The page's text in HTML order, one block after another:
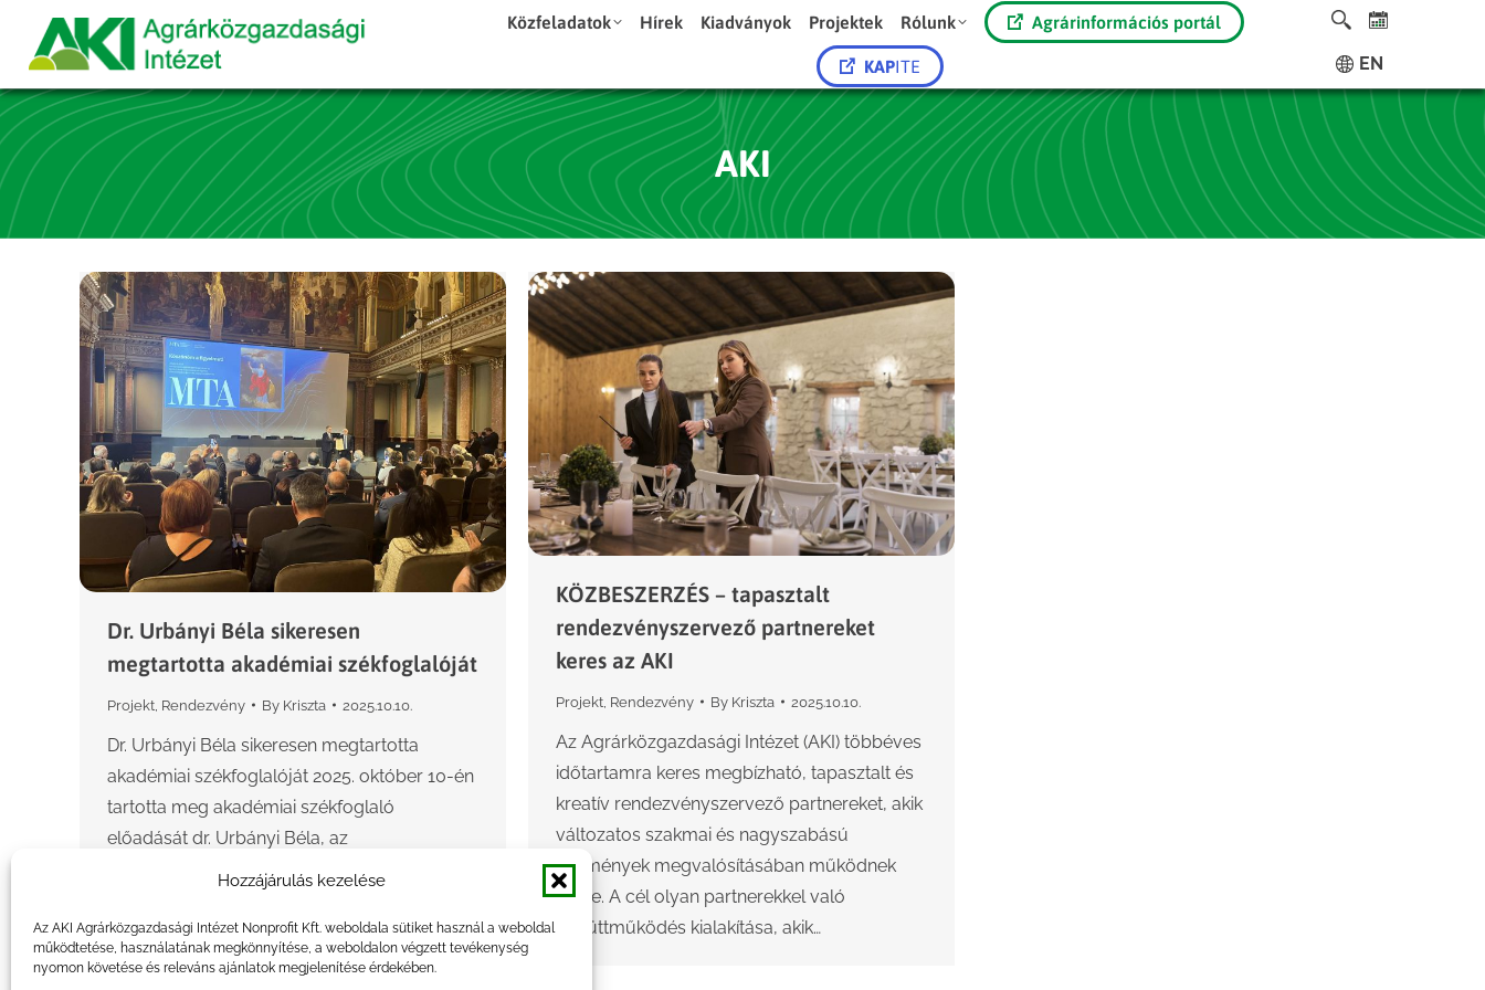
Hozzájárulás kezelése
Az AKI Agrárközgazdasági Intézet Nonprofit Kft. weboldala sütiket használ a weboldal
működtetése, használatának megkönnyítése, a weboldalon végzett tevékenység
nyomon követése és releváns ajánlatok megjelenítése érdekében.
Közfeladatok Hírek Kiadványok Projektek Rólunk Agrárinformációs portál
KAPITE EN
AKI
Dr. Urbányi Béla sikeresen
megtartotta akadémiai székfoglalóját
Projekt Rendezvény By Kriszta 2025.10.10.
Dr. Urbányi Béla sikeresen megtartotta
akadémiai székfoglalóját 2025. október 10-én
tartotta meg akadémiai székfoglaló
előadását dr. Urbányi Béla, az
Agrárközgazdasági Intézet Fenntarthatósági
Akvakultúra és Halászati Elemző…
KÖZBESZERZÉS – tapasztalt
rendezvényszervező partnereket
keres az AKI
Projekt Rendezvény By Kriszta 2025.10.10.
Az Agrárközgazdasági Intézet (AKI) többéves
időtartamra keres megbízható, tapasztalt és
kreatív rendezvényszervező partnereket, akik
változatos szakmai és nagyszabású
események megvalósításában működnek
közre. A cél olyan partnerekkel való
együttműködés kialakítása, akik…